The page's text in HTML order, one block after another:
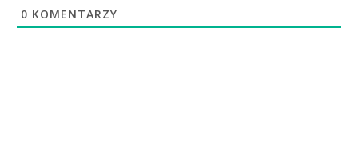
0 KOMENTARZY